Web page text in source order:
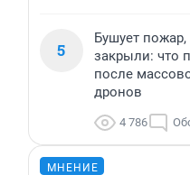
5
Бушует
закрыли: что
после
дронов
4 786
МНЕНИЕ